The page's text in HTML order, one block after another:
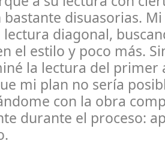
bastante disuasorias.
diagonal,
el estilo y poco más.
la lectura del primer
mi plan no sería
con la obra
durante el proceso: